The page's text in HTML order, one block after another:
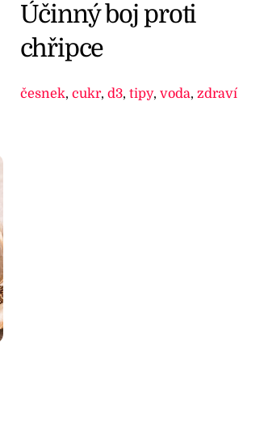
Účinný boj proti
chřipce
česnek, cukr, d3, tipy, voda, zdraví